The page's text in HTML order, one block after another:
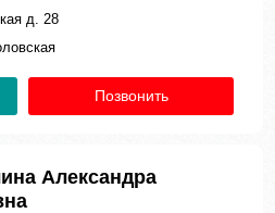
д. 28
Позвонить
Александра